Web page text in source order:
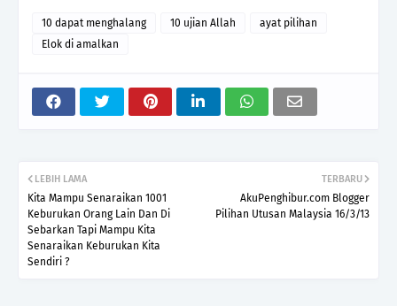
10 dapat menghalang 10 ujian Allah
ayat pilihan
Elok di amalkan
TERBARU
AkuPenghibur.com Blogger
Pilihan Utusan Malaysia 16/3/13
LEBIH LAMA
Kita Mampu Senaraikan 1001
Keburukan Orang Lain Dan Di
Sebarkan Tapi Mampu Kita
Senaraikan Keburukan Kita
Sendiri ?